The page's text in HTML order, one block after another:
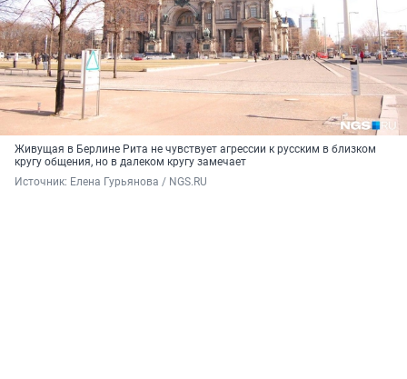
Живущая в Берлине Рита не чувствует агрессии к русским в близком
кругу общения, но в далеком кругу замечает
Источник: Елена Гурьянова / NGS.RU